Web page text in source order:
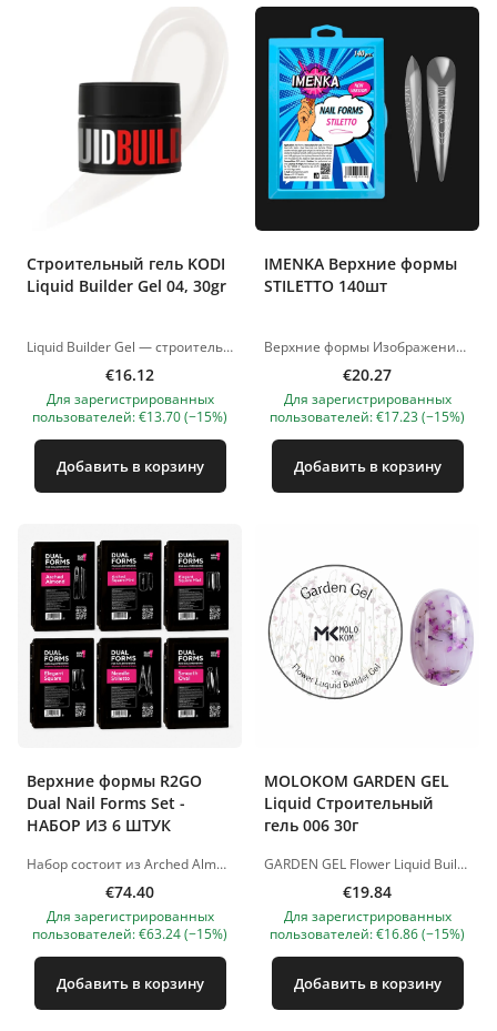
Строительный гель KODI
Liquid Builder Gel 04, 30gr
Liquid Builder Gel — строительный материал нового поколения с широким спектром профессионального применения. Идеально подходит для выравнивания и укрепления тонких, ломких и ослабленных ногтей, а также для наращивания в технике без опила, с верхними и нижними формами. Гель имеет умеренно жидкую консистенцию, приближенную к базе, благодаря чему легко набирается кистью, не растекается и отлично самовыравнивается. Основные преимущества: ✔ Жидкий моделирующий гель нового поколения ✔ Подходит для укрепления и выравнивания ✔ Идеален для тонких и ломких ногтей ✔ Отличное самовыравнивание ✔ Подходит для техники без опила ✔ Работа с верхними и нижними формами ✔ Удобное и экономичное нанесение Полимеризация: 90-120 секунд в светодиодной лампе или 2 минуты в УФ-лампе. Изображения товаров носят иллюстративный характер. Если у вас возникнут какие-либо вопросы, мы всегда ждем вашего письма по адресу nanatallinn@gmail.com
€16.12
Для зарегистрированных
пользователей: €13.70 (−15%)
Добавить в корзину
IMENKA Верхние формы
STILETTO 140шт
Верхние формы Изображения продуктов носят иллюстративный характер. Если у вас есть какие-либо вопросы, мы всегда ждем вашего письма nanatallinn@gmail.com
€20.27
Для зарегистрированных
пользователей: €17.23 (−15%)
Добавить в корзину
Верхние формы R2GO
Dual Nail Forms Set -
НАБОР ИЗ 6 ШТУК
Набор состоит из Arched Almond, Arched Square Mini, Elegant Square, Elegant Square Mini, Needle Stiletto, Smooth Oval. Многоразовые прозрачные пластиковые формы Идеально подходят для быстрого наращивания и укрепления ногтей гелем, полигелем или акрилом Выбирайте от классических до экстремальных форм для моделирования Экономия времени: простота и удобство использования Практичная разметка позволяет быстро и легко определить нужную длину Продуманная конструкция пластика: толще у свободного края и тоньше у кутикулы для большей гибкости Прозрачное покрытие для легкого нанесения и распределения материала Требуется минимальная обработка Способ применения: 1. Подготовьте ногтевую пластину к нанесению искусственного материала. 2. Выберите подходящий размер форм 3. Используя кисть-шпатель, нанесите необходимое количество моделирующего материала на форму. Распределите по поверхности. 4. Положите форму с материалом на ногтевую пластину на расстоянии 1-1,5 мм от кутикулы и прижмите. Нажатие должно быть средним по силе и равномерным. 5. При работе с акригелем/полигелем просушите по инструкции материала, с которым работаете. При работе с акриловыми системами материал просыхает на воздухе. 6. Снимите форму: возьмите за свободный край, поверните в сторону. 7. Подпилите материал в зоне кутикулы и свободный край ногтя для придания нужной формы Изображения продуктов носят иллюстративный характер. Если у вас есть какие-либо вопросы, мы всегда ждем вашего письма nanatallinn@gmail.com
€74.40
Для зарегистрированных
пользователей: €63.24 (−15%)
Добавить в корзину
MOLOKOM GARDEN GEL
Liquid Строительный
гель 006 30г
GARDEN GEL Flower Liquid Builder Gel - жидкий строительный гель с декоративными сухоцветами для создания нежных, воздушных и женственных дизайнов. Гель сочетает в себе прочность моделирующего материала и красивый цветочный эффект. Сухоцветы красиво смотрятся в покрытии, создавая эффект «цветочного сада» на ногтях. Подходит для укрепления натуральных ногтей, выравнивания ногтевой пластины, моделирования и создания декоративных floral-дизайнов. Материал самовыравнивается, удобен в работе и позволяет получить аккуратное, эстетичное покрытие без лишнего объёма. Преимущества: • жидкий строительный гель с сухоцветами; • подходит для укрепления и моделирования; • создаёт нежный цветочный эффект; • самовыравнивающаяся текстура; • подходит для натуральных, романтичных и весенне-летних дизайнов. Время полимеризации: LED-лампа — 60 секунд. Изображения продуктов носят иллюстративный характер. Если у вас есть какие-либо вопросы, мы всегда ждем вашего письма nanatallinn@gmail.com
€19.84
Для зарегистрированных
пользователей: €16.86 (−15%)
Добавить в корзину